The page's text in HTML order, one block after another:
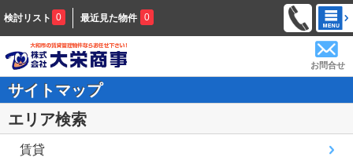
検討リスト 0 最近見た物件 0
お問合せ
サイトマップ
エリア検索
賃貸